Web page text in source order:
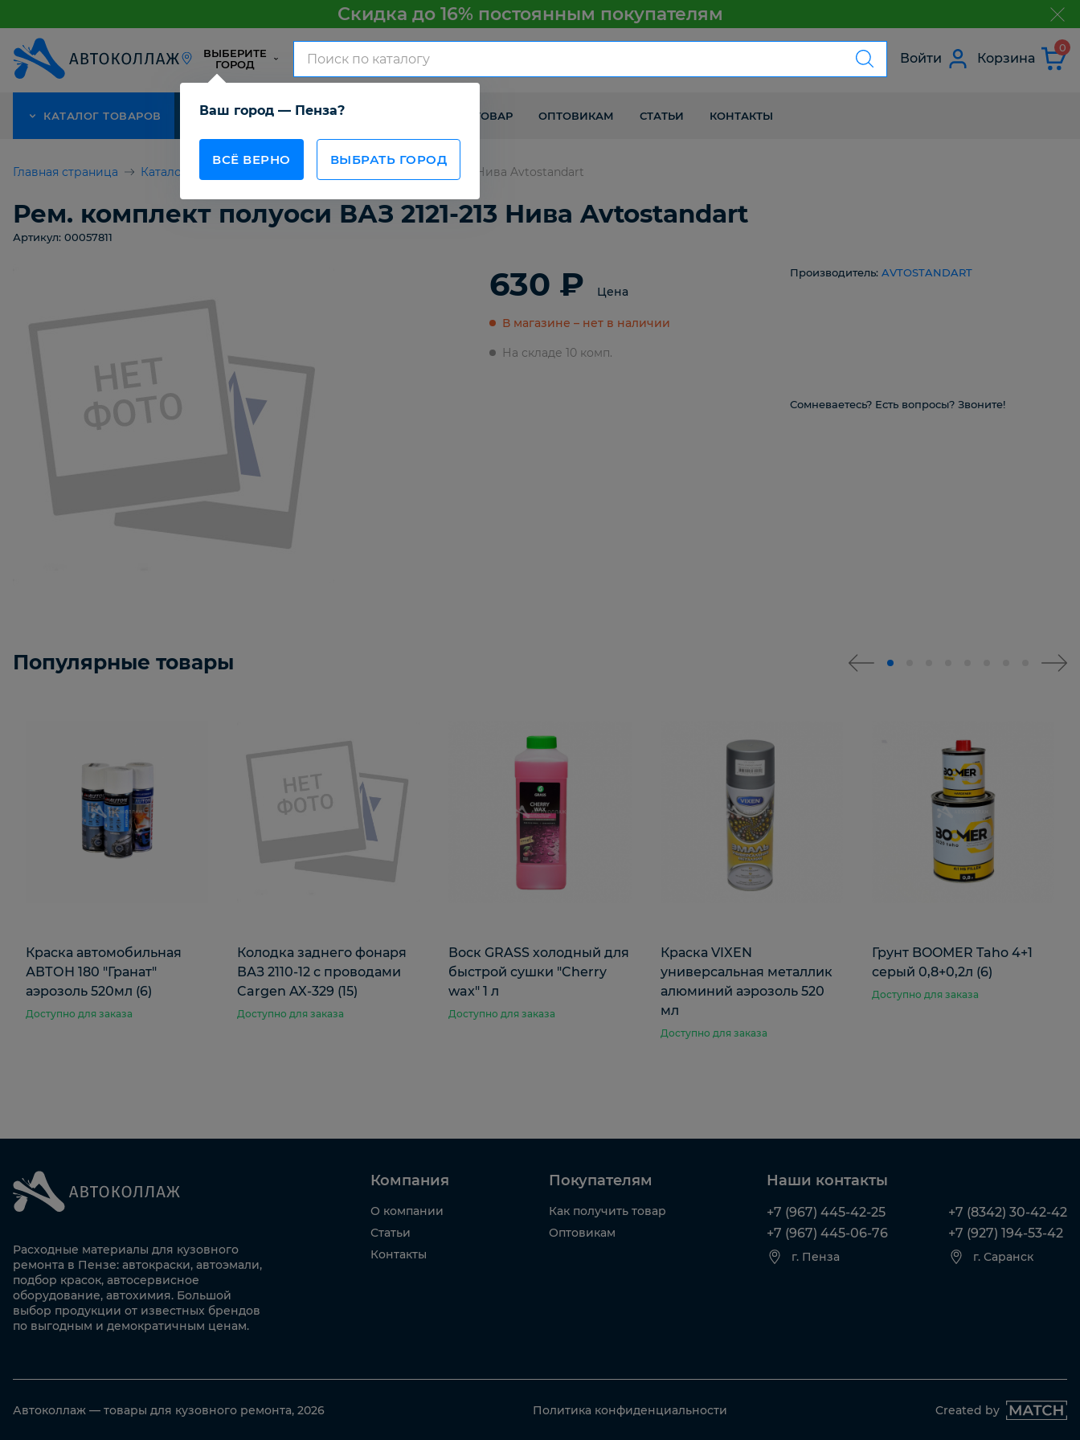
Скидка до 16% постоянным покупателям
ВЫБЕРИТЕ
ГОРОД
Ваш город — Пенза?
ВСЁ ВЕРНО ВЫБРАТЬ ГОРОД
Войти Корзина
0
КАТАЛОГ ТОВАРОВ АКЦИЯ О КОМПАНИИ КАК ПОЛУЧИТЬ ТОВАР ОПТОВИКАМ СТАТЬИ КОНТАКТЫ
Главная страница Каталог товаров Рем. комплект полуоси ВАЗ 2121-213 Нива Avtostandart
Рем. комплект полуоси ВАЗ 2121-213 Нива Avtostandart
Артикул: 00057811
630 ₽ Цена
В магазине – нет в наличии
На складе 10 комп.
Производитель: AVTOSTANDART
Сомневаетесь? Есть вопросы? Звоните!
Популярные товары
Краска автомобильная
АВТОН 180 "Гранат"
аэрозоль 520мл (6)
Доступно для заказа
Колодка заднего фонаря
ВАЗ 2110-12 с проводами
Cargen AX-329 (15)
Доступно для заказа
Воск GRASS холодный для
быстрой сушки "Cherry
wax" 1 л
Доступно для заказа
Краска VIXEN
универсальная металлик
алюминий аэрозоль 520
мл
Доступно для заказа
Грунт BOOMER Taho 4+1
серый 0,8+0,2л (6)
Доступно для заказа
Расходные материалы для кузовного
ремонта в Пензе: автокраски, автоэмали,
подбор красок, автосервисное
оборудование, автохимия. Большой
выбор продукции от известных брендов
по выгодным и демократичным ценам.
Компания
О компании
Статьи
Контакты
Покупателям
Как получить товар
Оптовикам
Наши контакты
+7 (967) 445-42-25
+7 (967) 445-06-76
г. Пенза
+7 (8342) 30-42-42
+7 (927) 194-53-42
г. Саранск
Автоколлаж — товары для кузовного ремонта, 2026 Политика конфиденциальности Created by